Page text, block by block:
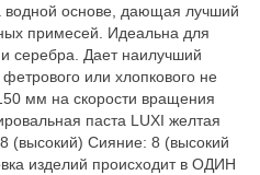
водной основе, дающая лучший
примесей. Идеальна для
серебра. Дает наилучший
или хлопкового не
мм на скорости вращения
паста LUXI желтая
(высокий) Сияние: 8 (высокий
изделий происходит в ОДИН